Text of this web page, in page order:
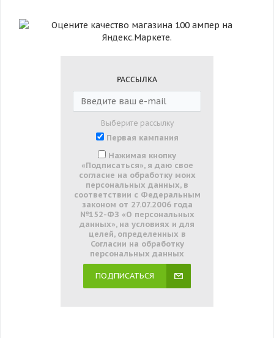
РАССЫЛКА
Выберите рассылку
Первая кампания
Нажимая кнопку
«Подписаться», я даю свое
согласие на обработку моих
персональных данных, в
соответствии с Федеральным
законом от 27.07.2006 года
№152-ФЗ «О персональных
данных», на условиях и для
целей, определенных в
Согласии на обработку
персональных данных
ПОДПИСАТЬСЯ